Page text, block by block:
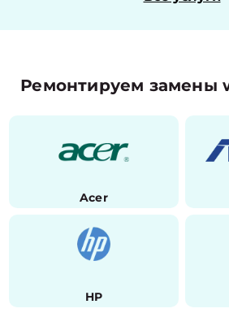
Ремонтируем замены
Acer
HP